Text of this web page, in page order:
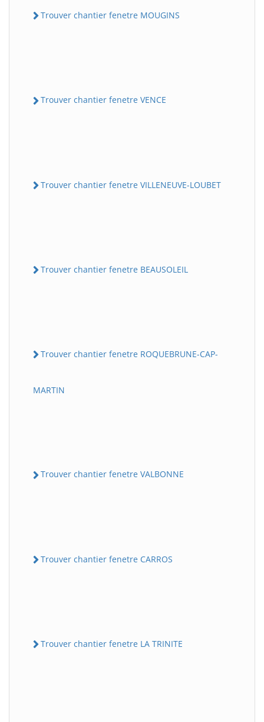
Trouver chantier fenetre MOUGINS
Trouver chantier fenetre VENCE
Trouver chantier fenetre VILLENEUVE-LOUBET
Trouver chantier fenetre BEAUSOLEIL
Trouver chantier fenetre ROQUEBRUNE-CAP-
MARTIN
Trouver chantier fenetre VALBONNE
Trouver chantier fenetre CARROS
Trouver chantier fenetre LA TRINITE